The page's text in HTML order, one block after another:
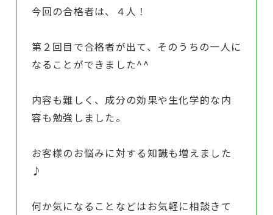
今回の合格者は、４人！
第２回目で合格者が出て、そのうちの一人に
なることができました^^
内容も難しく、成分の効果や生化学的な内
容も勉強しました。
お客様のお悩みに対する知識も増えました
♪
何か気になることなどはお気軽に相談きて